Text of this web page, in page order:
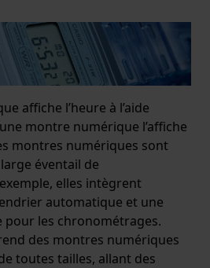
affiche l’heure à l’aide
montre numérique l’affiche
montres numériques sont
éventail de
elles intègrent
automatique et une
les chronométrages.
des montres numériques
toutes tailles, allant des